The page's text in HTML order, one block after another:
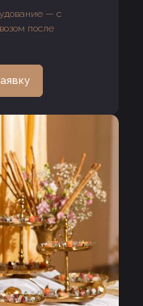
— с
после